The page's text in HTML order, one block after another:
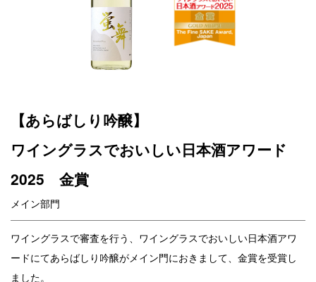
【あらばしり吟醸】
ワイングラスでおいしい日本酒アワード
2025 金賞
メイン部門
ワイングラスで審査を行う、ワイングラスでおいしい日本酒アワ
ードにてあらばしり吟醸がメイン門におきまして、金賞を受賞し
ました。